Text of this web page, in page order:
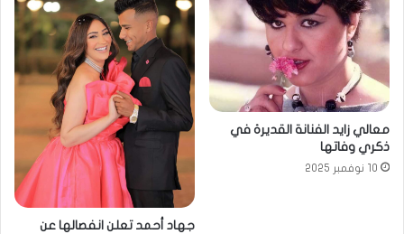
معالي زايد الفنانة القديرة في
ذكري وفاتها
10 نوفمبر 2025
جهاد أحمد تعلن انفصالها عن